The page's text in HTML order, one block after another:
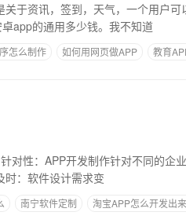
于资讯，签到，天气，一个用户可
会这样向你解释： 首先，是安卓app的通用多少钱。我不知道
怎么制作 如何用网页做APP 教育
安全运行，专业人士全程护航 服务及时：软件设计需求变
南宁软件定制
淘宝APP怎么开发出